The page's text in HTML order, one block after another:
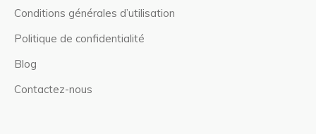
Conditions générales d’utilisation
Politique de confidentialité
Blog
Contactez-nous